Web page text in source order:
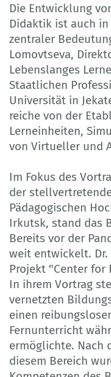
Die Entwicklung
Didaktik ist auch
zentraler
Lomovtseva,
Lebenslanges
Staatlichen
Universität in
reiche von der
Lerneinheiten,
von Virtueller und
Im Fokus des
der
Pädagogischen
Irkutsk, stand das
Bereits vor der
weit entwickelt.
Projekt "Center for
In ihrem Vortrag
vernetzten
einen
Fernunterricht
ermöglichte. Nach
diesem Bereich